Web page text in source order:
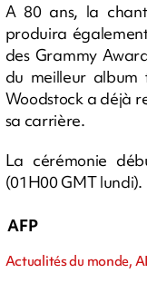
A 80 ans, la
produira
des Grammy
du meilleur
Woodstock a déjà
sa carrière.
La cérémonie
(01H00 GMT lundi).
AFP
Actualités du monde,